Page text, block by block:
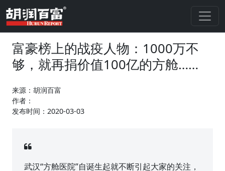
富豪榜上的战疫人物：1000万不
够，就再捐价值100亿的方舱……
来源：胡润百富
作者：
发布时间：2020-03-03
武汉“方舱医院”自诞生起就不断引起大家的关注，